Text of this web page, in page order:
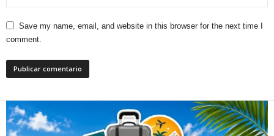
Save my name, email, and website in this browser for the next time I
comment.